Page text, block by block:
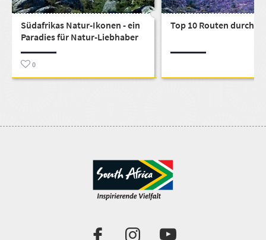
Südafrikas Natur-Ikonen - ein
Paradies für Natur-Liebhaber
0
Top 10 Routen durch